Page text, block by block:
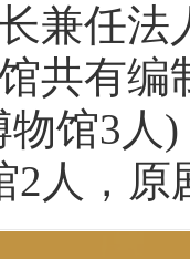
兼任法
共有编
馆3人
2人，原